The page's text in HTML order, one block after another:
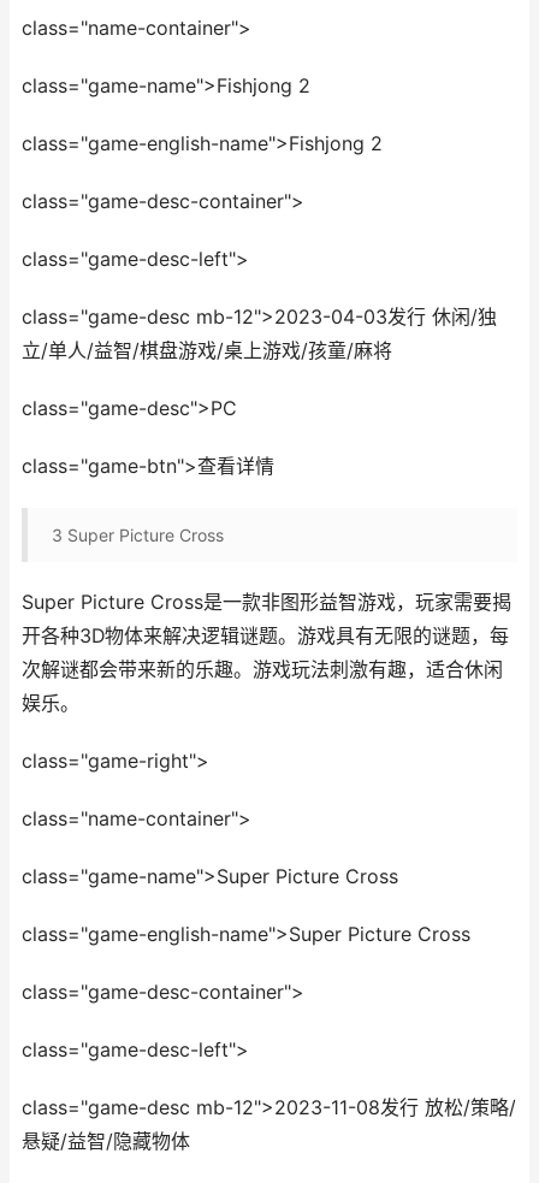
class="name-container">
class="game-name">Fishjong 2
class="game-english-name">Fishjong 2
class="game-desc-container">
class="game-desc-left">
class="game-desc mb-12">2023-04-03发行 休闲/独
立/单人/益智/棋盘游戏/桌上游戏/孩童/麻将
class="game-desc">PC
class="game-btn">查看详情
3 Super Picture Cross
Super Picture Cross是一款非图形益智游戏，玩家需要揭
开各种3D物体来解决逻辑谜题。游戏具有无限的谜题，每
次解谜都会带来新的乐趣。游戏玩法刺激有趣，适合休闲
娱乐。
class="game-right">
class="name-container">
class="game-name">Super Picture Cross
class="game-english-name">Super Picture Cross
class="game-desc-container">
class="game-desc-left">
class="game-desc mb-12">2023-11-08发行 放松/策略/
悬疑/益智/隐藏物体